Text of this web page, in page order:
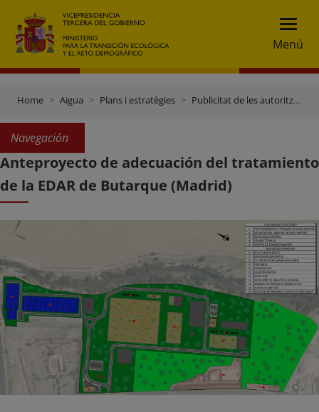
Menú
Home Aigua Plans i estratègies Publicitat de les autoritzacions de projectes
Navegación
Anteproyecto de adecuación del tratamiento
de la EDAR de Butarque (Madrid)